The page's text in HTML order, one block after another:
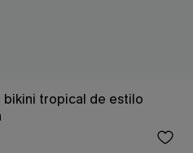
bikini tropical de estilo